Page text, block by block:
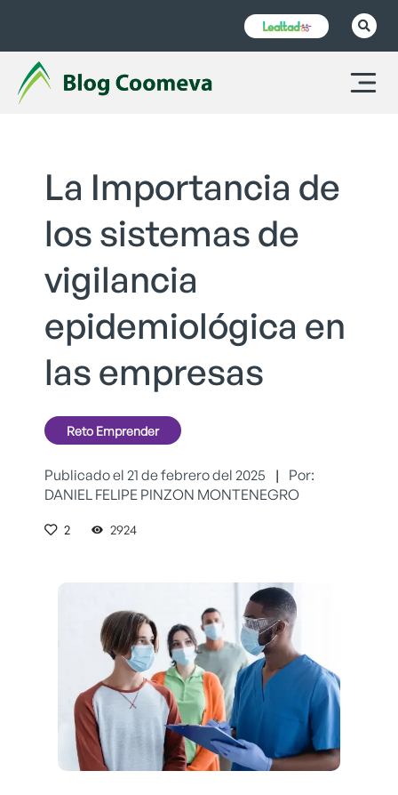
La Importancia de
los sistemas de
vigilancia
epidemiológica en
las empresas
Reto Emprender
Publicado el 21 de febrero del 2025 |
Por:
DANIEL FELIPE PINZON MONTENEGRO
2 2924